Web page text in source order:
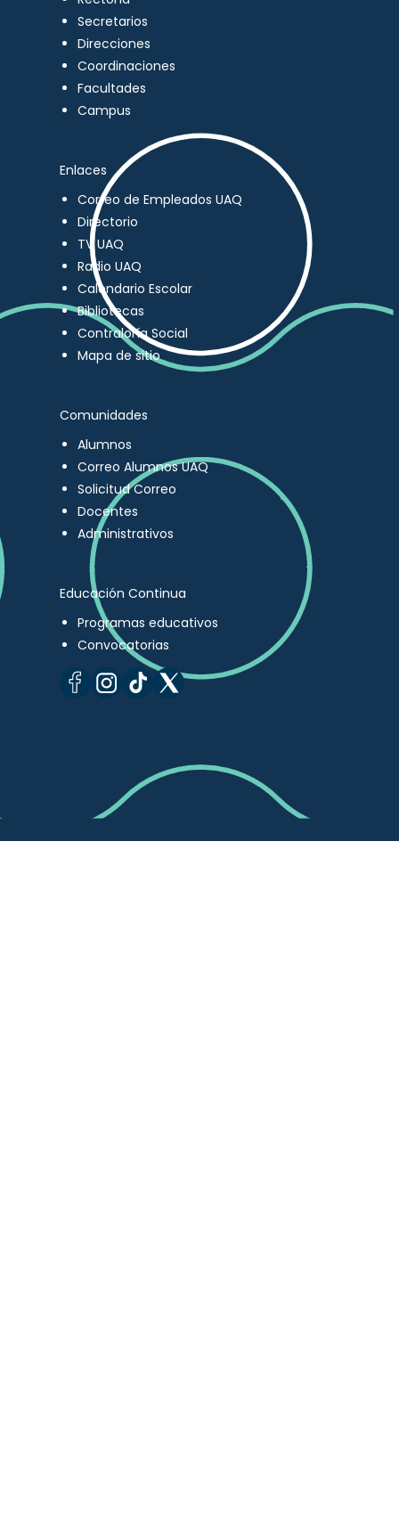
Secretarios
Direcciones
Coordinaciones
Facultades
Campus
Enlaces
Correo de Empleados UAQ
Directorio
TV UAQ
Radio UAQ
Calendario Escolar
Bibliotecas
Contraloría Social
Mapa de sitio
Comunidades
Alumnos
Correo Alumnos UAQ
Solicitud Correo
Docentes
Administrativos
Educación Continua
Programas educativos
Convocatorias